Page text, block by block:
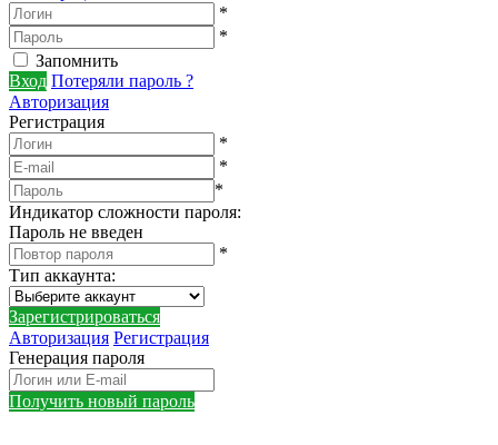
*
*
Запомнить
Вход Потеряли пароль ?
Авторизация
Регистрация
*
*
*
Индикатор сложности пароля:
Пароль не введен
*
Тип аккаунта:
Зарегистрироваться
Авторизация Регистрация
Генерация пароля
Получить новый пароль